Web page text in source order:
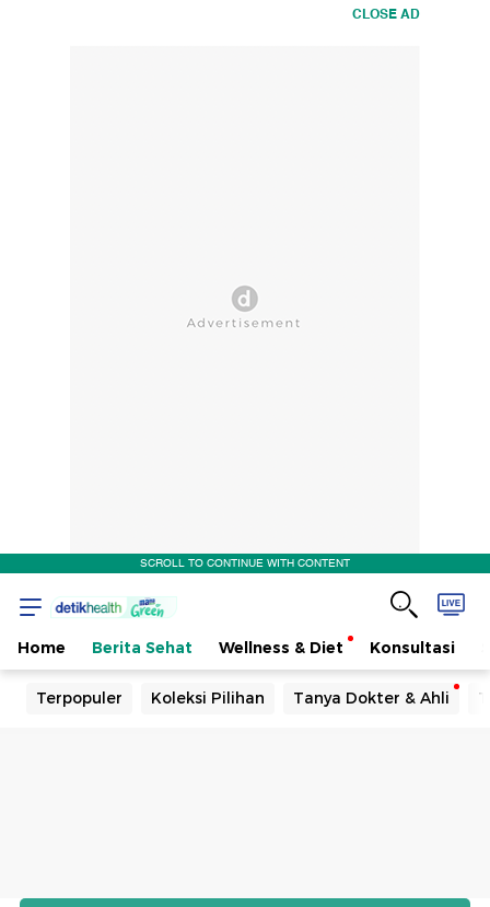
CLOSE AD
SCROLL TO CONTINUE WITH CONTENT
Home Berita Sehat Wellness & Diet Konsultasi
Terpopuler Koleksi Pilihan Tanya Dokter & Ahli